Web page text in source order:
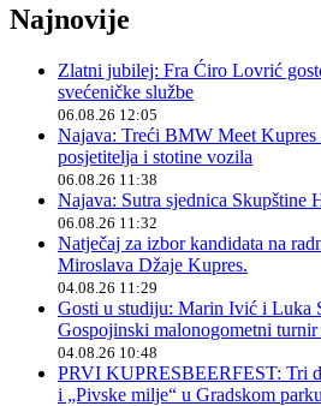
Najnovije
Zlatni jubilej: Fra Ćiro Lovrić
svećeničke službe
06.08.26 12:05
Najava: Treći BMW Meet Kupres
posjetitelja i stotine vozila
06.08.26 11:38
Najava: Sutra sjednica Skupštine
06.08.26 11:32
Natječaj za izbor kandidata na
Miroslava Džaje Kupres.
04.08.26 11:29
Gosti u studiju: Marin Ivić i Luka
Gospojinski malonogometni
04.08.26 10:48
PRVI KUPRESBEERFEST: Tri
i „Pivske milje“ u Gradskom parku